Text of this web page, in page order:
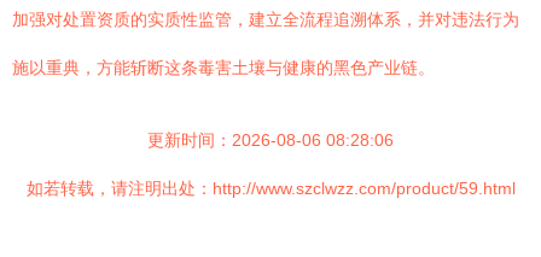
加强对处置资质的实质性监管，建立全流程追溯体系，并对违法行为
施以重典，方能斩断这条毒害土壤与健康的黑色产业链。
更新时间：2026-08-06 08:28:06
如若转载，请注明出处：http://www.szclwzz.com/product/59.html